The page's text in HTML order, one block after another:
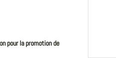
pour la promotion de